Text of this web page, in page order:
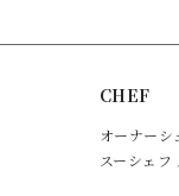
CHEF
オーナー
スーシェフ